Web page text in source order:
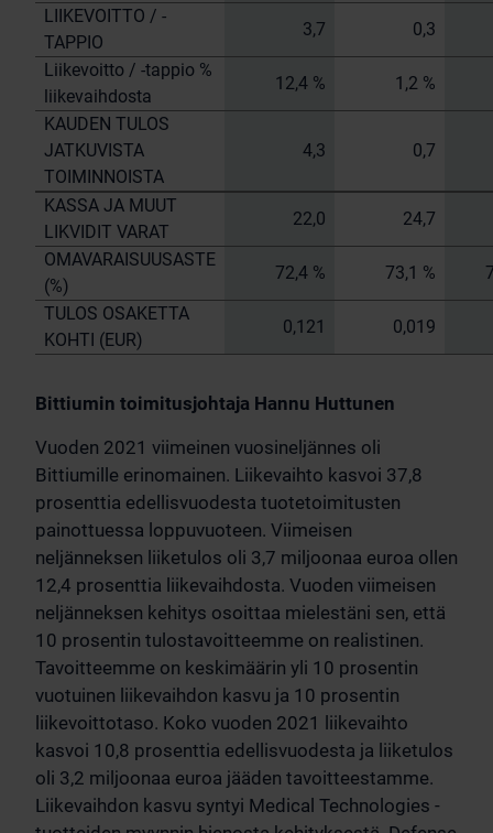
LIIKEVOITTO / -
TAPPIO
3,7
0,3
Liikevoitto / -tappio %
liikevaihdosta
12,4 %
1,2 %
KAUDEN TULOS
JATKUVISTA
TOIMINNOISTA
4,3 0,7
KASSA JA MUUT
LIKVIDIT VARAT
22,0
24,7
OMAVARAISUUSASTE
(%)
72,4 % 73,1 %
TULOS OSAKETTA
KOHTI (EUR)
0,121 0,019
Bittiumin toimitusjohtaja Hannu Huttunen
Vuoden 2021 viimeinen vuosineljännes oli
Bittiumille erinomainen. Liikevaihto kasvoi 37,8
prosenttia edellisvuodesta tuotetoimitusten
painottuessa loppuvuoteen. Viimeisen
neljänneksen liiketulos oli 3,7 miljoonaa euroa ollen
12,4 prosenttia liikevaihdosta. Vuoden viimeisen
neljänneksen kehitys osoittaa mielestäni sen, että
10 prosentin tulostavoitteemme on realistinen.
Tavoitteemme on keskimäärin yli 10 prosentin
vuotuinen liikevaihdon kasvu ja 10 prosentin
liikevoittotaso. Koko vuoden 2021 liikevaihto
kasvoi 10,8 prosenttia edellisvuodesta ja liiketulos
oli 3,2 miljoonaa euroa jääden tavoitteestamme.
Liikevaihdon kasvu syntyi Medical Technologies -